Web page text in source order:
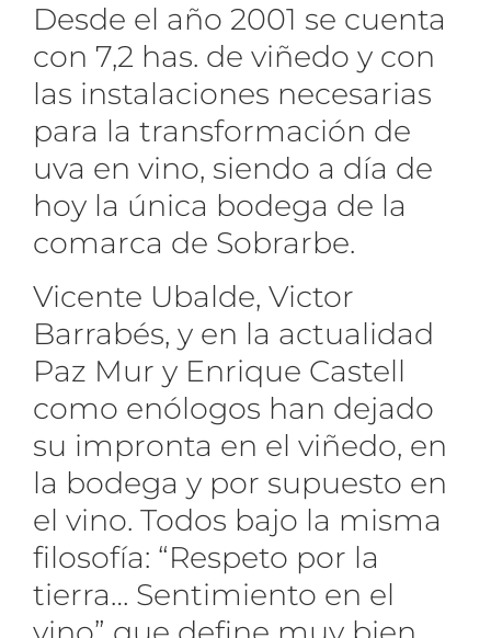
Desde el año 2001 se cuenta
con 7,2 has. de viñedo y con
las instalaciones necesarias
para la transformación de
uva en vino, siendo a día de
hoy la única bodega de la
comarca de Sobrarbe.
Vicente Ubalde, Victor
Barrabés, y en la actualidad
Paz Mur y Enrique Castell
como enólogos han dejado
su impronta en el viñedo, en
la bodega y por supuesto en
el vino. Todos bajo la misma
filosofía: “Respeto por la
tierra… Sentimiento en el